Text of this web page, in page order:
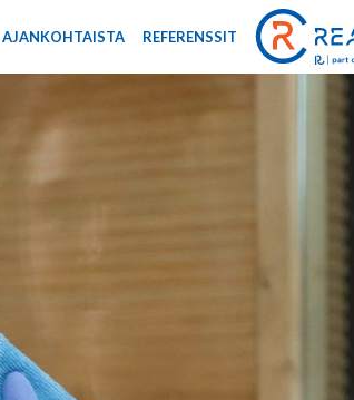
AJANKOHTAISTA REFERENSSIT